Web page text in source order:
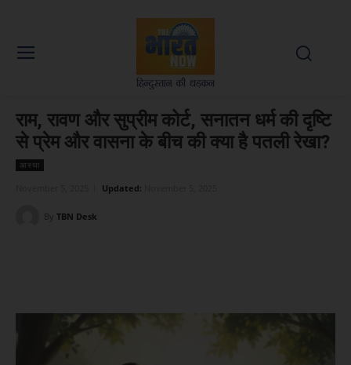
राम, रावण और सुप्रीम कोर्ट, सनातन धर्म की दृष्टि
से प्रेम और वासना के बीच की क्या है पतली रेखा?
आस्था
Updated:
By TBN Desk